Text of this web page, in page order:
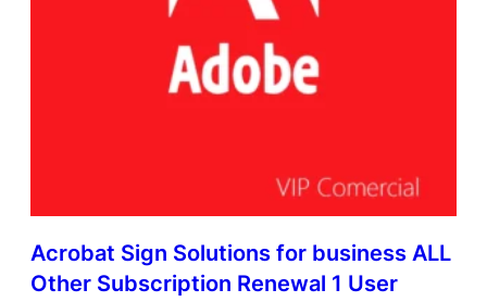
Acrobat Sign Solutions for business ALL
Other Subscription Renewal 1 User